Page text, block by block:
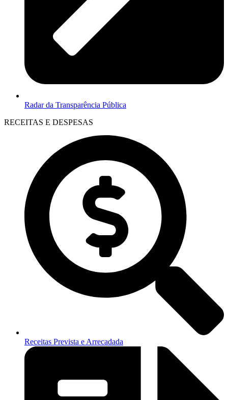
Radar da Transparência Pública
RECEITAS E DESPESAS
Receitas Prevista e Arrecadada